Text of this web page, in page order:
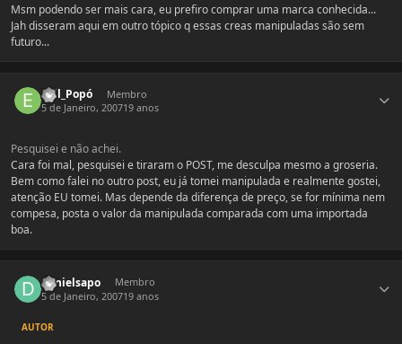
Msm podendo ser mais cara, eu prefiro comprar uma marca conhecida...
Jah disseram aqui em outro tópico q essas creas manipuladas são sem
futuro...
Evil_Popó
Membro
5 de Janeiro, 200719 anos
Pesquisei e não achei.
Cara foi mal, pesquisei e tiraram o POST, me desculpa mesmo a groseria.
Bem como falei no outro post, eu já tomei manipulada e realmente gostei,
atenção EU tomei. Mas depende da diferença de preço, se for mínima nem
compesa, posta o valor da manipulada comparada com uma importada
boa.
danielsapo
Membro
5 de Janeiro, 200719 anos
AUTOR